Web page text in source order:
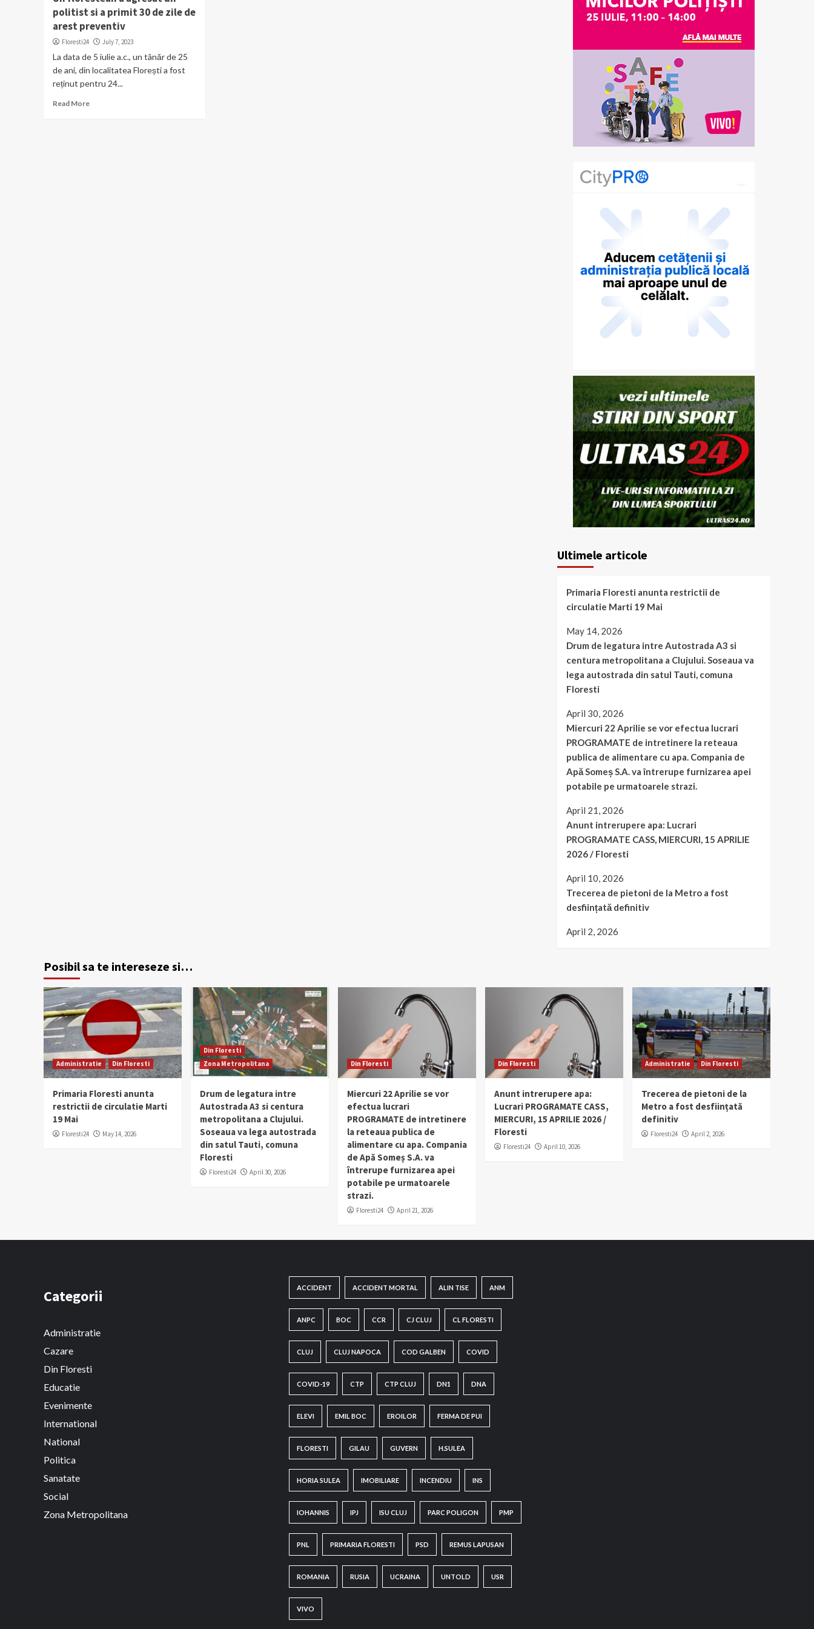
politist si a primit 30 de zile de
arest preventiv
Floresti24 July 7, 2023
La data de 5 iulie a.c., un tânăr de 25
de ani, din localitatea Florești a fost
reținut pentru 24...
Read More
Ultimele articole
Primaria Floresti anunta restrictii de
circulatie Marti 19 Mai
May 14, 2026
Drum de legatura intre Autostrada A3 si
centura metropolitana a Clujului. Soseaua va
lega autostrada din satul Tauti, comuna
Floresti
April 30, 2026
Miercuri 22 Aprilie se vor efectua lucrari
PROGRAMATE de intretinere la reteaua
publica de alimentare cu apa. Compania de
Apă Someș S.A. va întrerupe furnizarea apei
potabile pe urmatoarele strazi.
April 21, 2026
Anunt intrerupere apa: Lucrari
PROGRAMATE CASS, MIERCURI, 15 APRILIE
2026 / Floresti
April 10, 2026
Trecerea de pietoni de la Metro a fost
desființată definitiv
April 2, 2026
Posibil sa te intereseze si…
Administratie Din Floresti
Primaria Floresti anunta
restrictii de circulatie Marti
19 Mai
Floresti24 May 14, 2026
Din Floresti
Zona Metropolitana
Drum de legatura intre
Autostrada A3 si centura
metropolitana a Clujului.
Soseaua va lega autostrada
din satul Tauti, comuna
Floresti
Floresti24 April 30, 2026
Din Floresti
Miercuri 22 Aprilie se vor
efectua lucrari
PROGRAMATE de intretinere
la reteaua publica de
alimentare cu apa. Compania
de Apă Someș S.A. va
întrerupe furnizarea apei
potabile pe urmatoarele
strazi.
Floresti24 April 21, 2026
Din Floresti
Anunt intrerupere apa:
Lucrari PROGRAMATE CASS,
MIERCURI, 15 APRILIE 2026 /
Floresti
Floresti24 April 10, 2026
Administratie Din Floresti
Trecerea de pietoni de la
Metro a fost desființată
definitiv
Floresti24 April 2, 2026
Categorii
Administratie
Cazare
Din Floresti
Educatie
Evenimente
International
National
Politica
Sanatate
Social
Zona Metropolitana
ACCIDENT ACCIDENT MORTAL ALIN TISE ANM
ANPC BOC CCR CJ CLUJ CL FLORESTI
CLUJ CLUJ NAPOCA COD GALBEN COVID
COVID-19 CTP CTP CLUJ DN1 DNA
ELEVI EMIL BOC EROILOR FERMA DE PUI
FLORESTI GILAU GUVERN H.SULEA
HORIA SULEA IMOBILIARE INCENDIU INS
IOHANNIS IPJ ISU CLUJ PARC POLIGON PMP
PNL PRIMARIA FLORESTI PSD REMUS LAPUSAN
ROMANIA RUSIA UCRAINA UNTOLD USR
VIVO